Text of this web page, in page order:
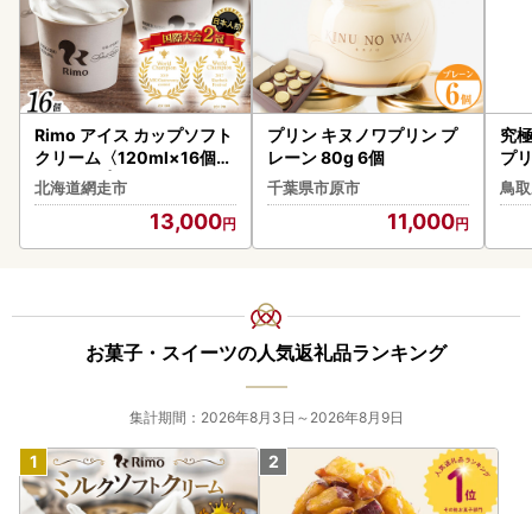
Rimo アイス カップソフト
クリーム〈120ml×16個〉
ABA002 | アイス
北海道網走市
13,000
プリン キヌノワプリン プ
レーン 80g 6個
千葉県市原市
11,000
究
プ
鳥
お菓子・スイーツの人気返礼品ランキング
集計期間：2026年8月3日～2026年8月9日